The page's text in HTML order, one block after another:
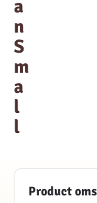
a
n
S
m
a
l
l
Product